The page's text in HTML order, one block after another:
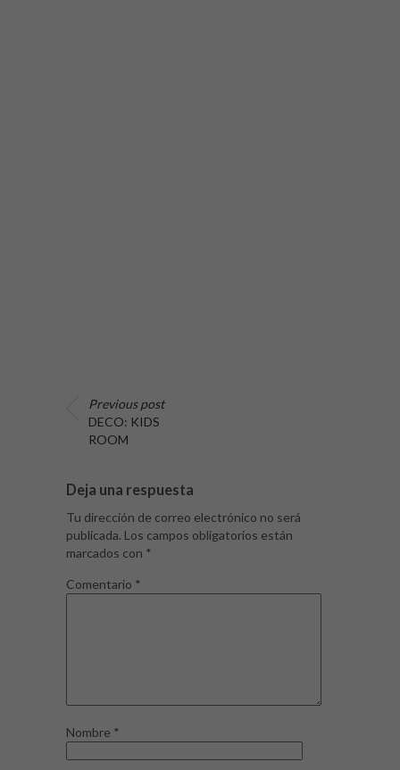
Previous post
DECO: KIDS
ROOM
Deja una respuesta
Tu dirección de correo electrónico no será
publicada. Los campos obligatorios están
marcados con *
Comentario *
Nombre *